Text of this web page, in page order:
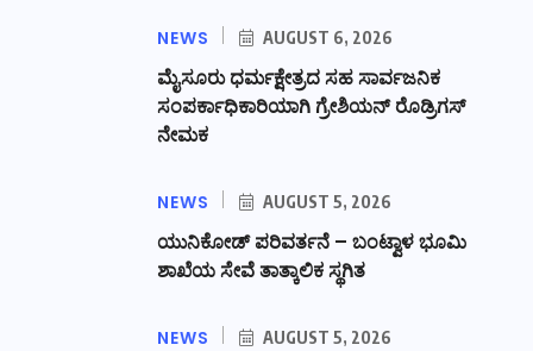
NEWS AUGUST 6, 2026
ಮೈಸೂರು ಧರ್ಮಕ್ಷೇತ್ರದ ಸಹ ಸಾರ್ವಜನಿಕ
ಸಂಪರ್ಕಾಧಿಕಾರಿಯಾಗಿ ಗ್ರೇಶಿಯನ್ ರೊಡ್ರಿಗಸ್
ನೇಮಕ
NEWS AUGUST 5, 2026
ಯುನಿಕೋಡ್ ಪರಿವರ್ತನೆ – ಬಂಟ್ವಾಳ ಭೂಮಿ
ಶಾಖೆಯ ಸೇವೆ ತಾತ್ಕಾಲಿಕ ಸ್ಥಗಿತ
NEWS AUGUST 5, 2026